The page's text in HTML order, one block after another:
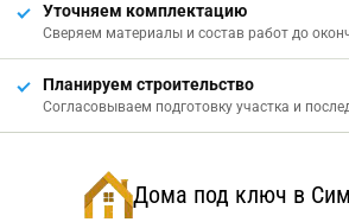
Уточняем комплектацию
Сверяем материалы и состав работ до
Планируем строительство
Согласовываем подготовку участка и
Дома под ключ в